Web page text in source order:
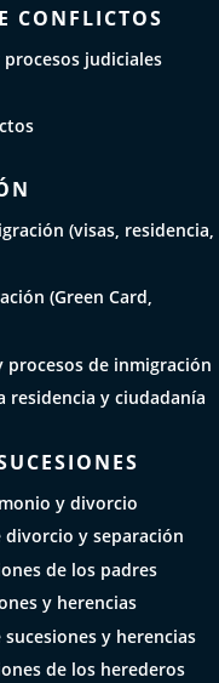
CONFLICTOS
judiciales
(visas, residencia,
(Green Card,
procesos de inmigración
residencia y ciudadanía
y divorcio
divorcio y separación
de los padres
y herencias
y herencias
de los herederos